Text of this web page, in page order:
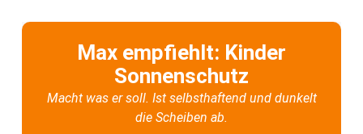
Max empfiehlt: Kinder
Sonnenschutz
Macht was er soll. Ist selbsthaftend und dunkelt
die Scheiben ab.